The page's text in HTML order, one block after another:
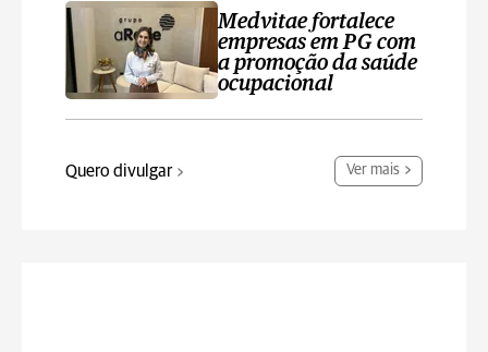
Medvitae fortalece
empresas em PG com
a promoção da saúde
ocupacional
Quero divulgar Ver mais